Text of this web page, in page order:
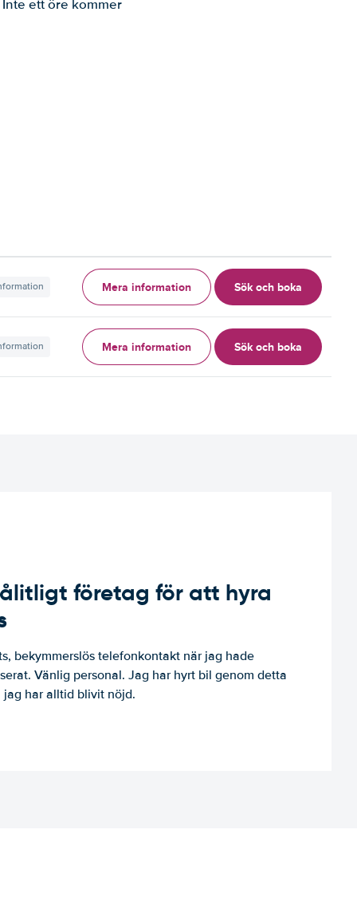
ett öre kommer
Mera information Sök och boka
Mera information Sök och boka
företag för att hyra
bekymmerslös telefonkontakt när jag hade
Vänlig personal. Jag har hyrt bil genom detta
har alltid blivit nöjd.